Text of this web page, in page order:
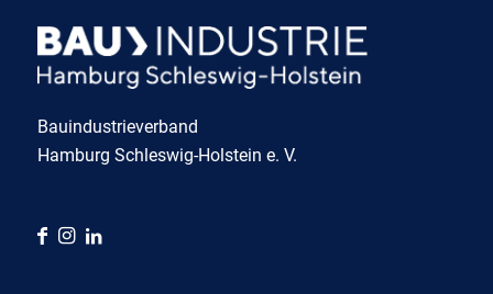
Bauindustrieverband
Hamburg Schleswig-Holstein e. V.